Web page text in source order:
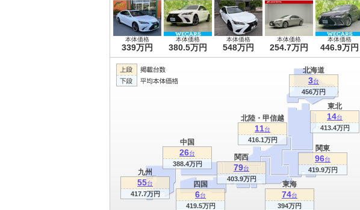
本体価格
339万円
本体価格
380.5万円
本体価格
548万円
本体価格
254.7万円
本体価格
446.9万円
関東
96台
419.9万円
関西
79台
403.9万円
東海
74台
394万円
北海道
3台
456万円
九州
55台
417.7万円
東北
14台
413.4万円
北陸・甲信越
11台
416.1万円
中国
26台
388.4万円
四国
6台
419.5万円